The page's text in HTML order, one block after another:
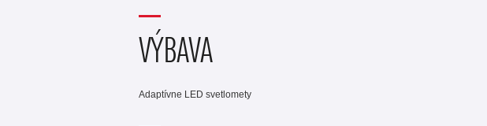
VÝBAVA
Adaptívne LED svetlomety